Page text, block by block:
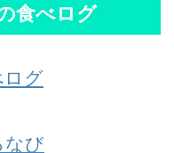
食べログ
ログ
なび